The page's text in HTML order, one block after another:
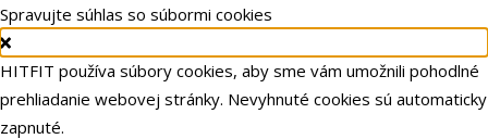
Spravujte súhlas so súbormi cookies
HITFIT používa súbory cookies, aby sme vám umožnili pohodlné
prehliadanie webovej stránky. Nevyhnuté cookies sú automaticky
zapnuté.